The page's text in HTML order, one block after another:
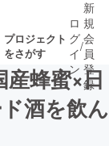
プロジェクト
をさがす
いプ
ロ
グ
イ
ン
/
新
規
会
員
登
録
蜂蜜×日
酒を飲ん